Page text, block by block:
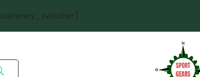
[currency_switcher]